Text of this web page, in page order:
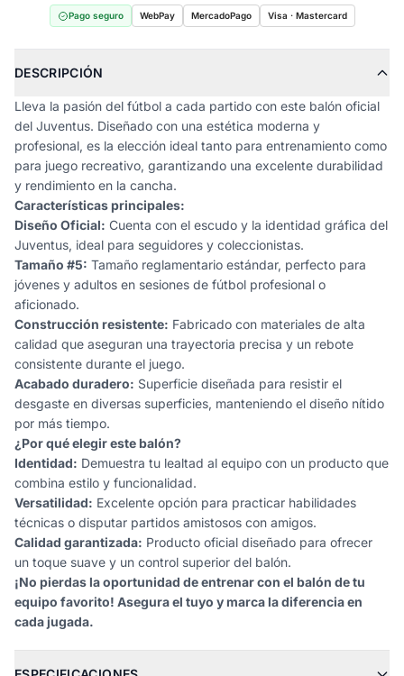
Pago seguro WebPay MercadoPago Visa · Mastercard
DESCRIPCIÓN
Lleva la pasión del fútbol a cada partido con este balón oficial
del Juventus. Diseñado con una estética moderna y
profesional, es la elección ideal tanto para entrenamiento como
para juego recreativo, garantizando una excelente durabilidad
y rendimiento en la cancha.
Características principales:
Diseño Oficial: Cuenta con el escudo y la identidad gráfica del
Juventus, ideal para seguidores y coleccionistas.
Tamaño #5: Tamaño reglamentario estándar, perfecto para
jóvenes y adultos en sesiones de fútbol profesional o
aficionado.
Construcción resistente: Fabricado con materiales de alta
calidad que aseguran una trayectoria precisa y un rebote
consistente durante el juego.
Acabado duradero: Superficie diseñada para resistir el
desgaste en diversas superficies, manteniendo el diseño nítido
por más tiempo.
¿Por qué elegir este balón?
Identidad: Demuestra tu lealtad al equipo con un producto que
combina estilo y funcionalidad.
Versatilidad: Excelente opción para practicar habilidades
técnicas o disputar partidos amistosos con amigos.
Calidad garantizada: Producto oficial diseñado para ofrecer
un toque suave y un control superior del balón.
¡No pierdas la oportunidad de entrenar con el balón de tu
equipo favorito! Asegura el tuyo y marca la diferencia en
cada jugada.